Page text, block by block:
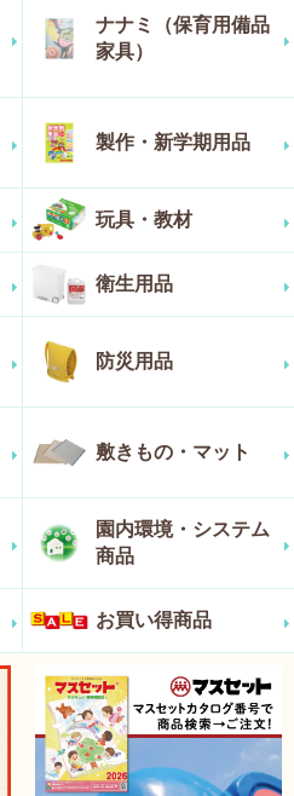
ナナミ（保育用備品
家具）
製作・新学期用品
玩具・教材
衛生用品
防災用品
敷きもの・マット
園内環境・システム
商品
お買い得商品